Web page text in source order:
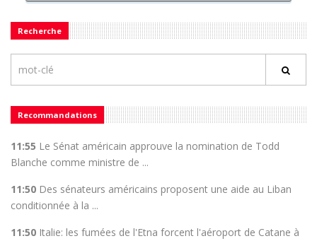
Recherche
Recommandations
11:55 Le Sénat américain approuve la nomination de Todd
Blanche comme ministre de ...
11:50 Des sénateurs américains proposent une aide au Liban
conditionnée à la ...
11:50 Italie: les fumées de l'Etna forcent l'aéroport de Catane à